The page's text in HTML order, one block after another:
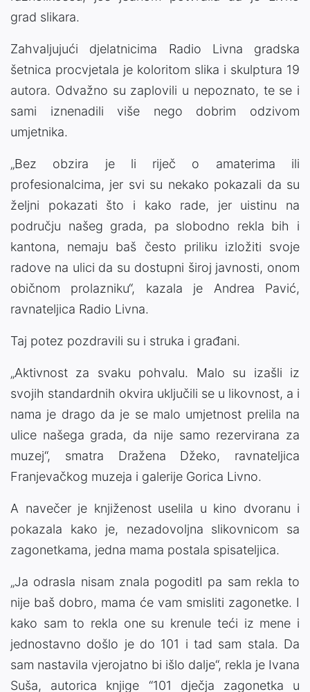
grad slikara.
Zahvaljujući djelatnicima Radio Livna gradska
šetnica procvjetala je koloritom slika i skulptura 19
autora. Odvažno su zaplovili u nepoznato, te se i
sami iznenadili više nego dobrim odzivom
umjetnika.
„Bez obzira je li riječ o amaterima ili
profesionalcima, jer svi su nekako pokazali da su
željni pokazati što i kako rade, jer uistinu na
području našeg grada, pa slobodno rekla bih i
kantona, nemaju baš često priliku izložiti svoje
radove na ulici da su dostupni široj javnosti, onom
običnom prolazniku“, kazala je Andrea Pavić,
ravnateljica Radio Livna.
Taj potez pozdravili su i struka i građani.
„Aktivnost za svaku pohvalu. Malo su izašli iz
svojih standardnih okvira uključili se u likovnost, a i
nama je drago da je se malo umjetnost prelila na
ulice našega grada, da nije samo rezervirana za
muzej“, smatra Dražena Džeko, ravnateljica
Franjevačkog muzeja i galerije Gorica Livno.
A navečer je knjiženost uselila u kino dvoranu i
pokazala kako je, nezadovoljna slikovnicom sa
zagonetkama, jedna mama postala spisateljica.
„Ja odrasla nisam znala pogoditI pa sam rekla to
nije baš dobro, mama će vam smisliti zagonetke. I
kako sam to rekla one su krenule teći iz mene i
jednostavno došlo je do 101 i tad sam stala. Da
sam nastavila vjerojatno bi išlo dalje“, rekla je Ivana
Suša, autorica knjige “101 dječja zagonetka u